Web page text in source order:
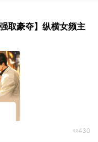
取豪夺】纵横女频主
430